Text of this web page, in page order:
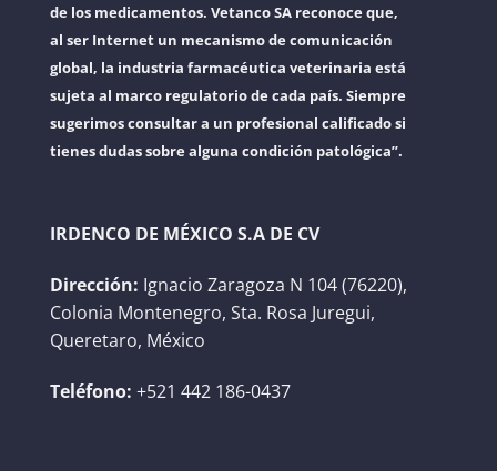
de los medicamentos. Vetanco SA reconoce que,
al ser Internet un mecanismo de comunicación
global, la industria farmacéutica veterinaria está
sujeta al marco regulatorio de cada país. Siempre
sugerimos consultar a un profesional calificado si
tienes dudas sobre alguna condición patológica”.
IRDENCO DE MÉXICO S.A DE CV
Dirección: Ignacio Zaragoza N 104 (76220),
Colonia Montenegro, Sta. Rosa Juregui,
Queretaro, México
Teléfono: +521 442 186-0437